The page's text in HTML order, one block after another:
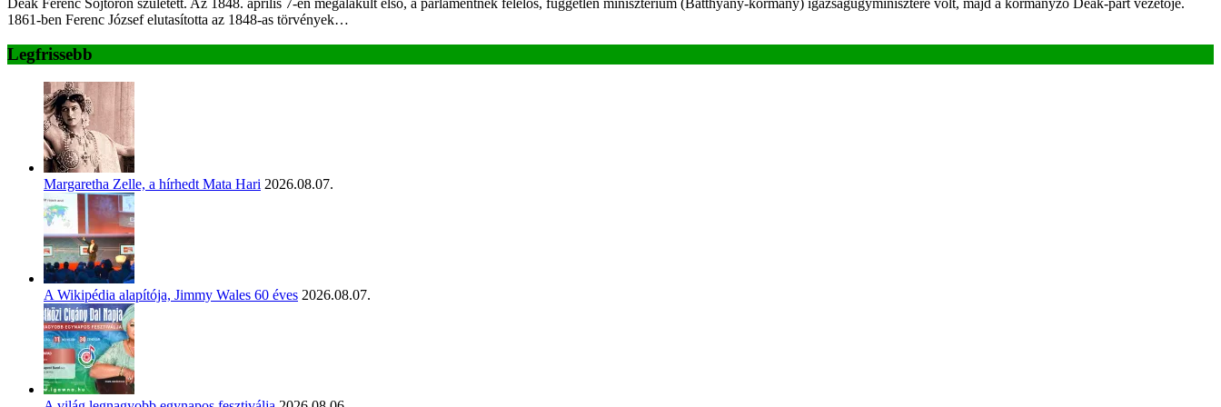
1861-ben Ferenc József elutasította az 1848-as törvények…
Legfrissebb
Margaretha Zelle, a hírhedt Mata Hari 2026.08.07.
A Wikipédia alapítója, Jimmy Wales 60 éves 2026.08.07.